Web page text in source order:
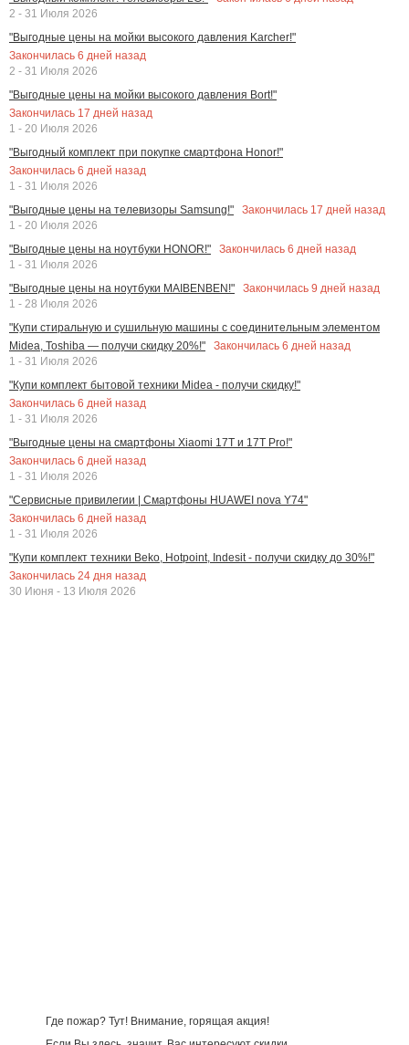
2 - 31 Июля 2026
"Выгодные цены на мойки высокого давления Karcher!"
Закончилась 6 дней назад
2 - 31 Июля 2026
"Выгодные цены на мойки высокого давления Bort!"
Закончилась 17 дней назад
1 - 20 Июля 2026
"Выгодный комплект при покупке смартфона Honor!"
Закончилась 6 дней назад
1 - 31 Июля 2026
"Выгодные цены на телевизоры Samsung!"
Закончилась 17 дней назад
1 - 20 Июля 2026
"Выгодные цены на ноутбуки HONOR!"
Закончилась 6 дней назад
1 - 31 Июля 2026
"Выгодные цены на ноутбуки MAIBENBEN!"
Закончилась 9 дней назад
1 - 28 Июля 2026
"Купи стиральную и сушильную машины с соединительным элементом
Midea, Toshiba — получи скидку 20%!"
Закончилась 6 дней назад
1 - 31 Июля 2026
"Купи комплект бытовой техники Midea - получи скидку!"
Закончилась 6 дней назад
1 - 31 Июля 2026
"Выгодные цены на смартфоны Xiaomi 17T и 17T Pro!"
Закончилась 6 дней назад
1 - 31 Июля 2026
"Сервисные привилегии | Смартфоны HUAWEI nova Y74"
Закончилась 6 дней назад
1 - 31 Июля 2026
"Купи комплект техники Beko, Hotpoint, Indesit - получи скидку до 30%!"
Закончилась 24 дня назад
30 Июня - 13 Июля 2026
Где пожар? Тут! Внимание, горящая акция!